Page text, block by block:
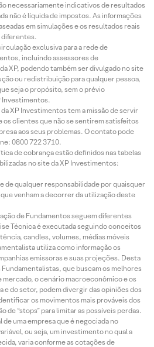
necessariamente indicativos de resultados
não é líquida de impostos. As informações
em simulações e os resultados reais
diferentes.
exclusiva para a rede de
incluindo assessores de
XP, podendo também ser divulgado no site
ou redistribuição para qualquer pessoa,
seja o propósito, sem o prévio
Investimentos.
XP Investimentos tem a missão de servir
os clientes que não se sentirem satisfeitos
aos seus problemas. O contato pode
0800 722 3710.
de cobrança estão definidos nas tabelas
no site da XP Investimentos:
de qualquer responsabilidade por quaisquer
venham a decorrer da utilização deste
de Fundamentos seguem diferentes
Técnica é executada seguindo conceitos
candles, volumes, médias móveis
utiliza como informação os
emissoras e suas projeções. Desta
que buscam os melhores
mercado, o cenário macroeconômico e os
e do setor, podem divergir das opiniões dos
os movimentos mais prováveis dos
de “stops” para limitar as possíveis perdas.
de uma empresa que é negociada no
ou seja, um investimento no qual a
varia conforme as cotações de